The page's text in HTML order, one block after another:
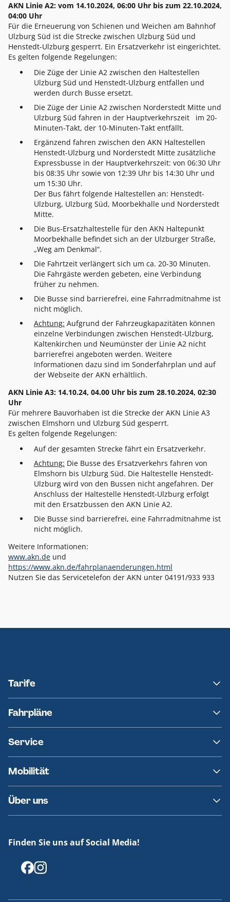
AKN Linie A2: vom 14.10.2024, 06:00 Uhr bis zum 22.10.2024,
04:00 Uhr
Für die Erneuerung von Schienen und Weichen am Bahnhof
Ulzburg Süd ist die Strecke zwischen Ulzburg Süd und
Henstedt-Ulzburg gesperrt. Ein Ersatzverkehr ist eingerichtet.
Es gelten folgende Regelungen:
Die Züge der Linie A2 zwischen den Haltestellen
Ulzburg Süd und Henstedt-Ulzburg entfallen und
werden durch Busse ersetzt.
Die Züge der Linie A2 zwischen Norderstedt Mitte und
Ulzburg Süd fahren in der Hauptverkehrszeit im 20-
Minuten-Takt, der 10-Minuten-Takt entfällt.
Ergänzend fahren zwischen den AKN Haltestellen
Henstedt-Ulzburg und Norderstedt Mitte zusätzliche
Expressbusse in der Hauptverkehrszeit: von 06:30 Uhr
bis 08:35 Uhr sowie von 12:39 Uhr bis 14:30 Uhr und
um 15:30 Uhr.
Der Bus fährt folgende Haltestellen an: Henstedt-
Ulzburg, Ulzburg Süd, Moorbekhalle und Norderstedt
Mitte.
Die Bus-Ersatzhaltestelle für den AKN Haltepunkt
Moorbekhalle befindet sich an der Ulzburger Straße,
„Weg am Denkmal“.
Die Fahrtzeit verlängert sich um ca. 20-30 Minuten.
Die Fahrgäste werden gebeten, eine Verbindung
früher zu nehmen.
Die Busse sind barrierefrei, eine Fahrradmitnahme ist
nicht möglich.
Achtung: Aufgrund der Fahrzeugkapazitäten können
einzelne Verbindungen zwischen Henstedt-Ulzburg,
Kaltenkirchen und Neumünster der Linie A2 nicht
barrierefrei angeboten werden. Weitere
Informationen dazu sind im Sonderfahrplan und auf
der Webseite der AKN erhältlich.
AKN Linie A3: 14.10.24, 04.00 Uhr bis zum 28.10.2024, 02:30
Uhr
Für mehrere Bauvorhaben ist die Strecke der AKN Linie A3
zwischen Elmshorn und Ulzburg Süd gesperrt.
Es gelten folgende Regelungen:
Auf der gesamten Strecke fährt ein Ersatzverkehr.
Achtung: Die Busse des Ersatzverkehrs fahren von
Elmshorn bis Ulzburg Süd. Die Haltestelle Henstedt-
Ulzburg wird von den Bussen nicht angefahren. Der
Anschluss der Haltestelle Henstedt-Ulzburg erfolgt
mit den Ersatzbussen den AKN Linie A2.
Die Busse sind barrierefrei, eine Fahrradmitnahme ist
nicht möglich.
Weitere Informationen:
www.akn.de und
https://www.akn.de/fahrplanaenderungen.html
Nutzen Sie das Servicetelefon der AKN unter 04191/933 933
Tarife
hvv
Fahrpläne
Ersatzverkehr
AKN News-Service
Service
Fundsachen
Häufige Fragen
Mobilität
Barrierefreies Reisen
Erklärung Barrierefreiheit
Über uns
Offenlegungen
Finden Sie uns auf Social Media!